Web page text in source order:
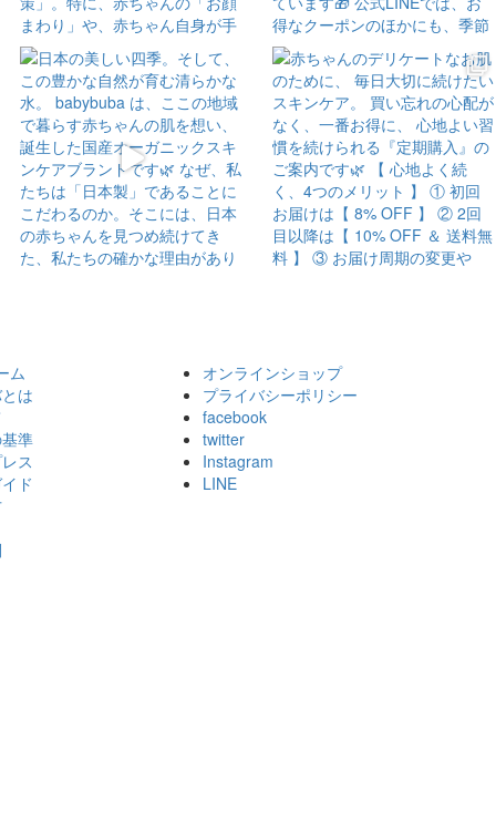
ム
は
準
ス
ド
オンラインショップ
プライバシーポリシー
facebook
twitter
Instagram
LINE